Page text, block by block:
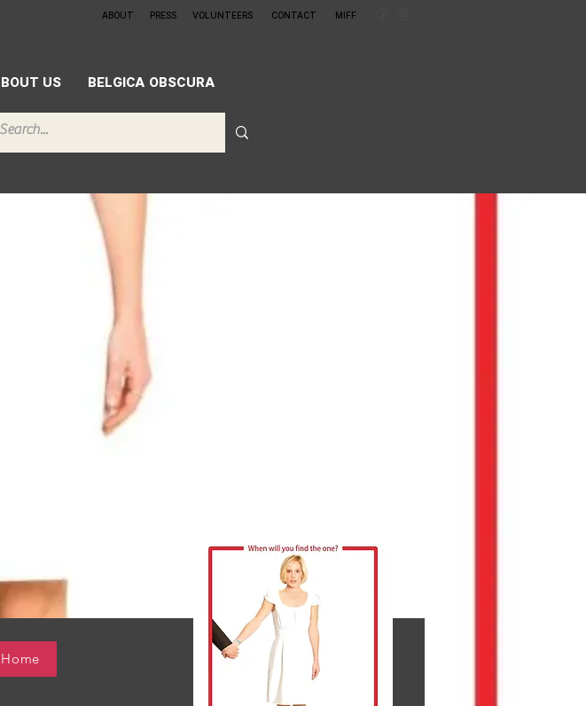
ABOUT PRESS VOLUNTEERS CONTACT MIFF
US BELGICA OBSCURA
Home